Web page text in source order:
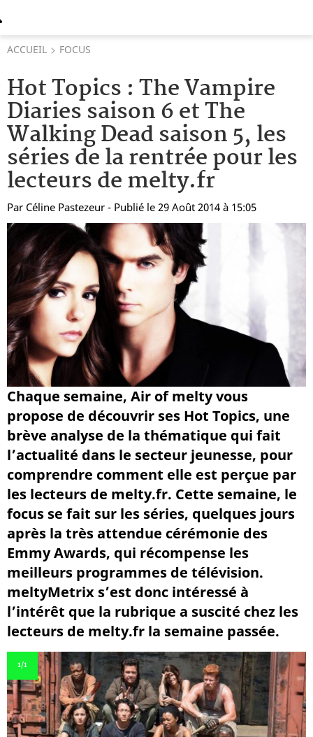
ACCUEIL FOCUS
Hot Topics : The Vampire
Diaries saison 6 et The
Walking Dead saison 5, les
séries de la rentrée pour les
lecteurs de melty.fr
Par Céline Pastezeur - Publié le 29 Août 2014 à 15:05
Chaque semaine, Air of melty vous
propose de découvrir ses Hot Topics, une
brève analyse de la thématique qui fait
l’actualité dans le secteur jeunesse, pour
comprendre comment elle est perçue par
les lecteurs de melty.fr. Cette semaine, le
focus se fait sur les séries, quelques jours
après la très attendue cérémonie des
Emmy Awards, qui récompense les
meilleurs programmes de télévision.
meltyMetrix s’est donc intéressé à
l’intérêt que la rubrique a suscité chez les
lecteurs de melty.fr la semaine passée.
1/1